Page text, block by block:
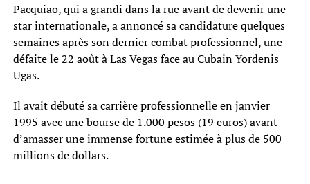
Pacquiao, qui a grandi dans la rue avant de devenir une
star internationale, a annoncé sa candidature quelques
semaines après son dernier combat professionnel, une
défaite le 22 août à Las Vegas face au Cubain Yordenis
Ugas.
Il avait débuté sa carrière professionnelle en janvier
1995 avec une bourse de 1.000 pesos (19 euros) avant
d’amasser une immense fortune estimée à plus de 500
millions de dollars.